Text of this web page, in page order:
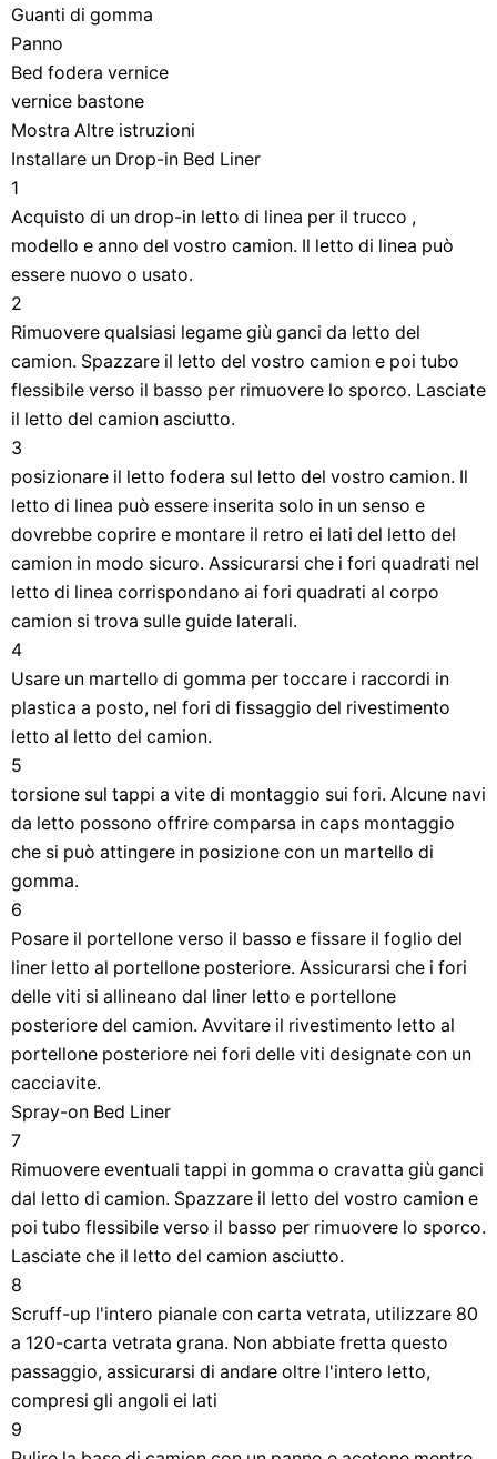
Guanti di gomma
Panno
Bed fodera vernice
vernice bastone
Mostra Altre istruzioni
Installare un Drop-in Bed Liner
1
Acquisto di un drop-in letto di linea per il trucco ,
modello e anno del vostro camion. Il letto di linea può
essere nuovo o usato.
2
Rimuovere qualsiasi legame giù ganci da letto del
camion. Spazzare il letto del vostro camion e poi tubo
flessibile verso il basso per rimuovere lo sporco. Lasciate
il letto del camion asciutto.
3
posizionare il letto fodera sul letto del vostro camion. Il
letto di linea può essere inserita solo in un senso e
dovrebbe coprire e montare il retro ei lati del letto del
camion in modo sicuro. Assicurarsi che i fori quadrati nel
letto di linea corrispondano ai fori quadrati al corpo
camion si trova sulle guide laterali.
4
Usare un martello di gomma per toccare i raccordi in
plastica a posto, nel fori di fissaggio del rivestimento
letto al letto del camion.
5
torsione sul tappi a vite di montaggio sui fori. Alcune navi
da letto possono offrire comparsa in caps montaggio
che si può attingere in posizione con un martello di
gomma.
6
Posare il portellone verso il basso e fissare il foglio del
liner letto al portellone posteriore. Assicurarsi che i fori
delle viti si allineano dal liner letto e portellone
posteriore del camion. Avvitare il rivestimento letto al
portellone posteriore nei fori delle viti designate con un
cacciavite.
Spray-on Bed Liner
7
Rimuovere eventuali tappi in gomma o cravatta giù ganci
dal letto di camion. Spazzare il letto del vostro camion e
poi tubo flessibile verso il basso per rimuovere lo sporco.
Lasciate che il letto del camion asciutto.
8
Scruff-up l'intero pianale con carta vetrata, utilizzare 80
a 120-carta vetrata grana. Non abbiate fretta questo
passaggio, assicurarsi di andare oltre l'intero letto,
compresi gli angoli ei lati
9